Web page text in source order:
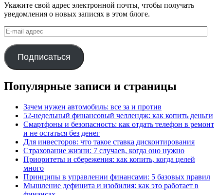
Укажите свой адрес электронной почты, чтобы получать
уведомления о новых записях в этом блоге.
E-
mail
адрес
Подписаться
Популярные записи и страницы
Зачем нужен автомобиль: все за и против
52-недельный финансовый челлендж: как копить деньги
Смартфоны и безопасность: как отдать телефон в ремонт
и не остаться без денег
Для инвесторов: что такое ставка дисконтирования
Страхование жизни: 7 случаев, когда оно нужно
Приоритеты и сбережения: как копить, когда целей
много
Принципы в управлении финансами: 5 базовых правил
Мышление дефицита и изобилия: как это работает в